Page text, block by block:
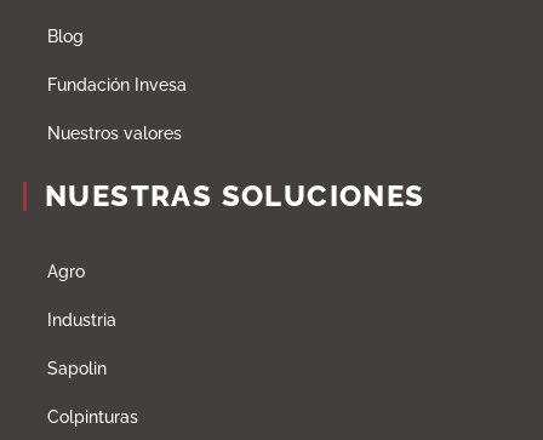
Blog
Fundación Invesa
Nuestros valores
NUESTRAS SOLUCIONES
Agro
Industria
Sapolin
Colpinturas